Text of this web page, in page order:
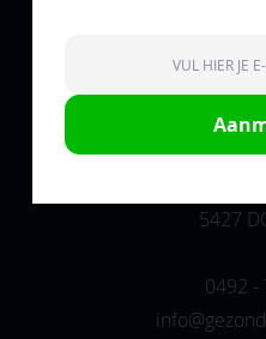
Algemene
5427
0492 -